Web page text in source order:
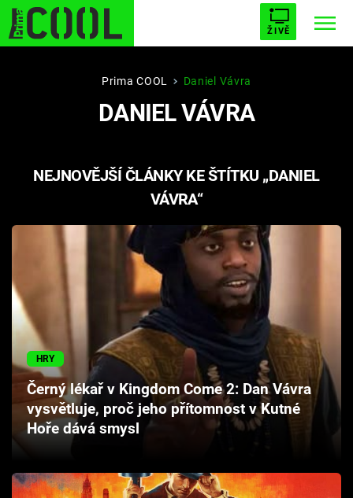
ŽIVĚ
STARHOUSE BUFFY, PŘEMOŽITELKA UPÍRŮ
PLNEJ KOTEL AVENGERS 5
Seriály
Hry
Cool Esport
Pořady
TV Program
Sledujte prima+
Prima COOL Daniel Vávra
DANIEL VÁVRA
NEJNOVĚJŠÍ ČLÁNKY KE ŠTÍTKU „DANIEL
VÁVRA“
HRY
Černý lékař v Kingdom Come 2: Dan Vávra
vysvětluje, proč jeho přítomnost v Kutné
Hoře dává smysl